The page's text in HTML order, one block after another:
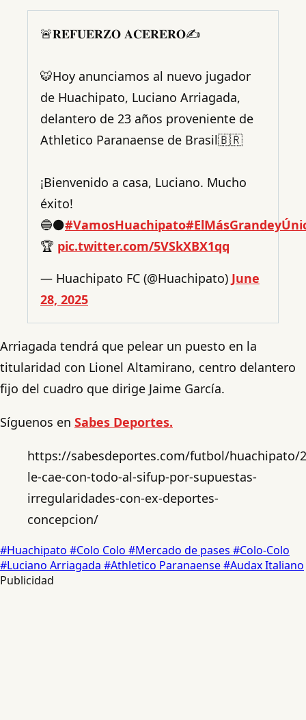
🚨𝐑𝐄𝐅𝐔𝐄𝐑𝐙𝐎 𝐀𝐂𝐄𝐑𝐄𝐑𝐎✍️
🐯Hoy anunciamos al nuevo jugador
de Huachipato, Luciano Arriagada,
delantero de 23 años proveniente de
Athletico Paranaense de Brasil🇧🇷
¡Bienvenido a casa, Luciano. Mucho
éxito!
🔵⚫️#VamosHuachipato
🏆 pic.twitter.com/5VSkXBX1qq
— Huachipato FC (@Huachipato) June
28, 2025
Arriagada tendrá que pelear un puesto en la
titularidad con Lionel Altamirano, centro delantero
fijo del cuadro que dirige Jaime García.
Síguenos en Sabes Deportes.
https://sabesdeportes.com/futbol/huachipato/
le-cae-con-todo-al-sifup-por-supuestas-
irregularidades-con-ex-deportes-
concepcion/
#Huachipato #Colo Colo #Mercado de pases #Colo-Colo
#Luciano Arriagada #Athletico Paranaense#Audax Italiano
Publicidad